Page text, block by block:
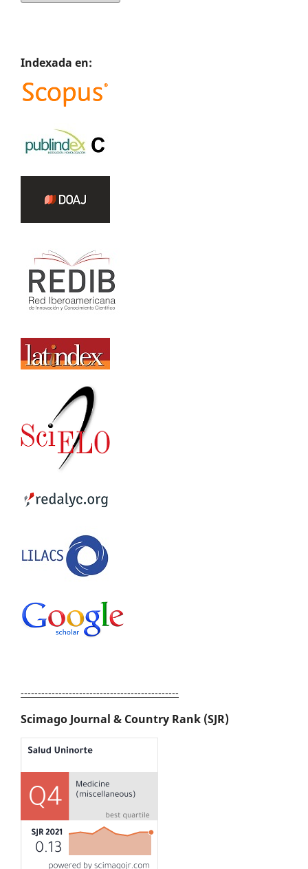
Indexada en:
----------------------------------------------
Scimago Journal & Country Rank (SJR)